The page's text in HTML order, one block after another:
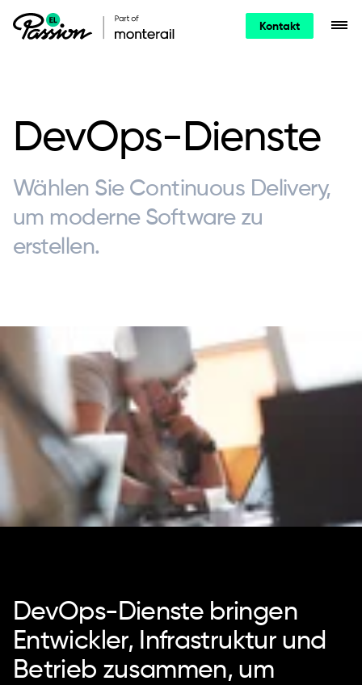
DevOps-Dienste
Wählen Sie Continuous Delivery,
um moderne Software zu
erstellen.
DevOps-Dienste bringen
Entwickler, Infrastruktur und
Betrieb zusammen, um
Kontakt